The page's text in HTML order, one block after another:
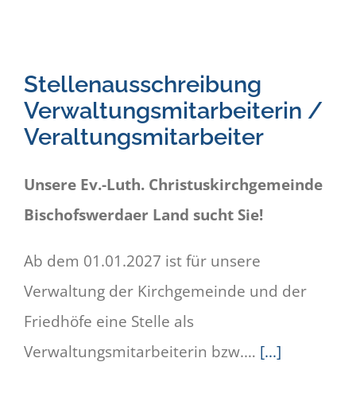
Stellenausschreibung
Verwaltungsmitarbeiterin /
Veraltungsmitarbeiter
Unsere Ev.-Luth. Christuskirchgemeinde
Bischofswerdaer Land sucht Sie!
Ab dem 01.01.2027 ist für unsere
Verwaltung der Kirchgemeinde und der
Friedhöfe eine Stelle als
Verwaltungsmitarbeiterin bzw.… [...]